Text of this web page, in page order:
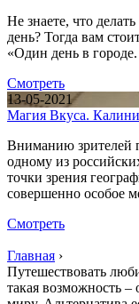
Не знаете, что
день? Тогда вам
«Один день в
Смотреть
13-05-2021
Магия Вкуса.
Вниманию зрителей
одному из
точки зрения
совершенно особое
Смотреть
Главная ›
Путешествовать
такая возможность –